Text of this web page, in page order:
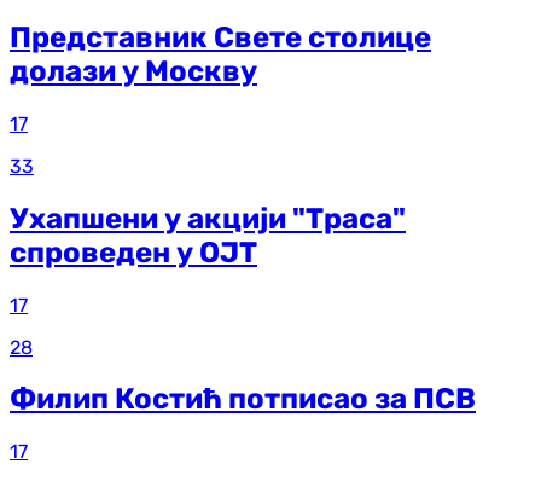
Представник Свете столице
долази у Москву
17
33
Ухапшени у акцији "Траса"
спроведен у ОЈТ
17
28
Филип Костић потписао за ПСВ
17